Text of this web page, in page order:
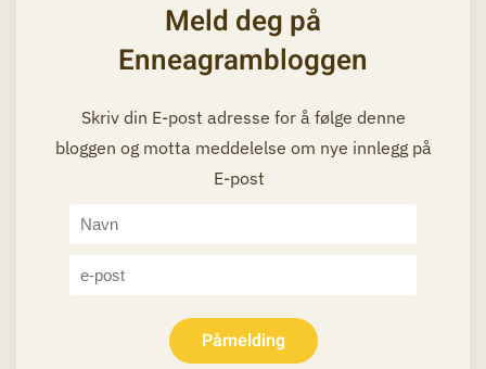
Meld deg på
Enneagrambloggen
Skriv din E-post adresse for å følge denne
bloggen og motta meddelelse om nye innlegg på
E-post
Påmelding